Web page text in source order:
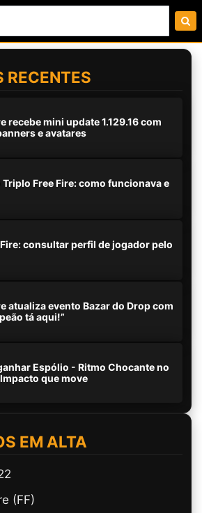
RECENTES
recebe mini update 1.129.16 com
e avatares
Free Fire: como funcionava e
Fire: consultar perfil de jogador pelo
atualiza evento Bazar do Drop com
tá aqui!”
Espólio - Ritmo Chocante no
que move
EM ALTA
(FF)